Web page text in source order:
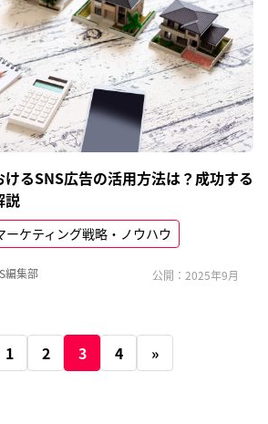
るSNS広告の活用方法は？成功する
説
ーケティング戦略・ノウハウ
編集部 公開：2025年9月
1 2 3 4 »